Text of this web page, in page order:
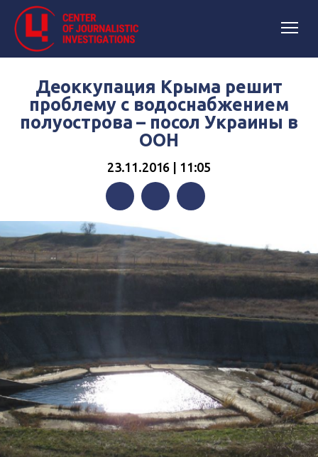
Деоккупация Крыма решит
проблему с водоснабжением
полуострова – посол Украины в
ООН
23.11.2016 | 11:05
FacebookTwitter